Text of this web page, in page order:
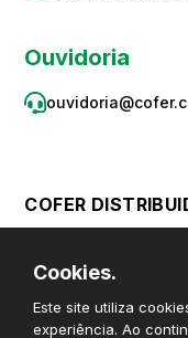
Ouvidoria
COFER
reservados
Cookies.
Este site utiliza
experiência. Ao